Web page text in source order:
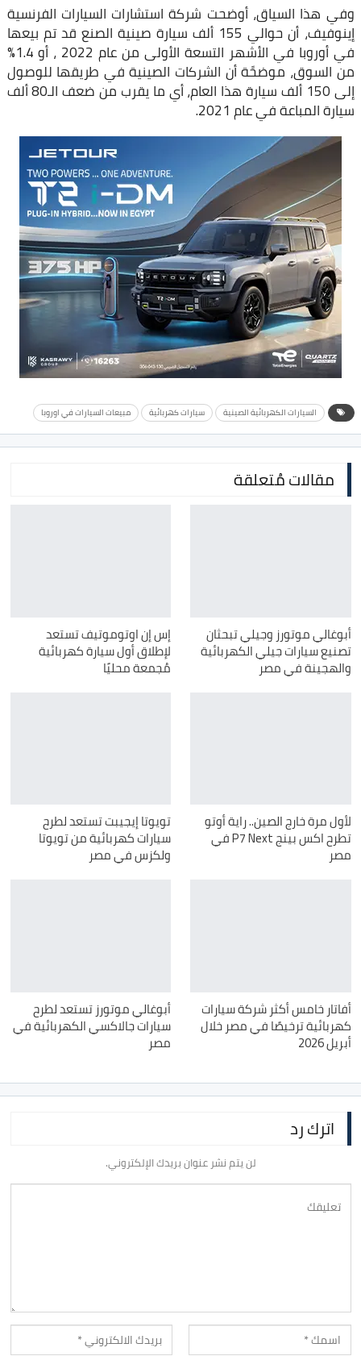
وفي هذا السياق، أوضحت شركة استشارات السيارات الفرنسية
إينوفيف، أن حوالي 155 ألف سيارة صينية الصنع قد تم بيعها
في أوروبا في الأشهر التسعة الأولى من عام 2022 ، أو 1.4%
من السوق، موضحًة أن الشركات الصينية في طريقها للوصول
إلى 150 ألف سيارة هذا العام، أي ما يقرب من ضعف الـ80 ألف
سيارة المباعة في عام 2021.
السيارات الكهربائية الصينية سيارات كهربائية مبيعات السيارات في اوروبا
مقالات مُتعلقة
أبوغالي موتورز وجيلي تبحثان
تصنيع سيارات جيلي الكهربائية
والهجينة في مصر
إس إن اوتوموتيف تستعد
لإطلاق أول سيارة كهربائية
مُجمعة محليًا
لأول مرة خارج الصين.. راية أوتو
تطرح اكس بينج P7 Next في
مصر
تويوتا إيجيبت تستعد لطرح
سيارات كهربائية من تويوتا
ولكزس في مصر
أفاتار خامس أكثر شركة سيارات
كهربائية ترخيصًا في مصر خلال
أبريل 2026
أبوغالي موتورز تستعد لطرح
سيارات جالاكسي الكهربائية في
مصر
اترك رد
لن يتم نشر عنوان بريدك الإلكتروني.